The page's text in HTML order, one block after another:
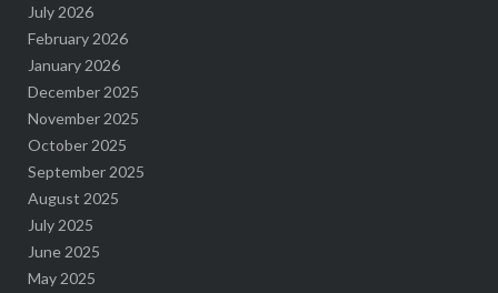
July 2026
February 2026
January 2026
December 2025
November 2025
October 2025
September 2025
August 2025
July 2025
June 2025
May 2025